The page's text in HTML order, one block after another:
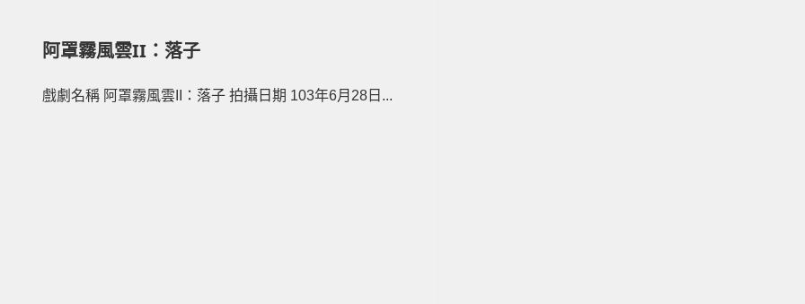
阿罩霧風雲II：落子
戲劇名稱 阿罩霧風雲II：落子 拍攝日期 103年6月28日...